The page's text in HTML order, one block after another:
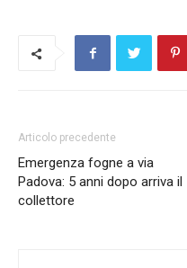
Articolo precedente
Emergenza fogne a via
Padova: 5 anni dopo arriva il
collettore